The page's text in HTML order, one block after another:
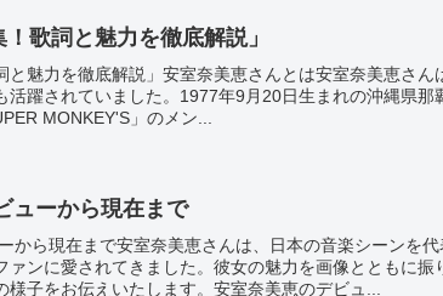
歌詞と魅力を徹底解説」
と魅力を徹底解説」安室奈美恵さんとは安室奈美恵さん
活躍されていました。1977年9月20日生まれの沖縄県那
MONKEY'S」のメン...
ューから現在まで
から現在まで安室奈美恵さんは、日本の音楽シーンを代
ァンに愛されてきました。彼女の魅力を画像とともに振
子をお伝えいたします。安室奈美恵のデビュ...